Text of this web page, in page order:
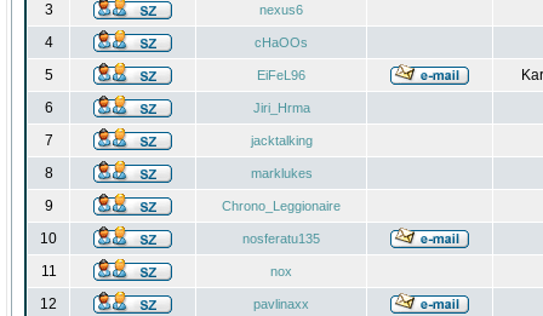
3 nexus6
4 cHaOOs
5 EiFeL96
6
Jiri_Hrma
7 jacktalking
8 marklukes
9 Chrono_Leggionaire
10 nosferatu135
11 nox
12 pavlinaxx